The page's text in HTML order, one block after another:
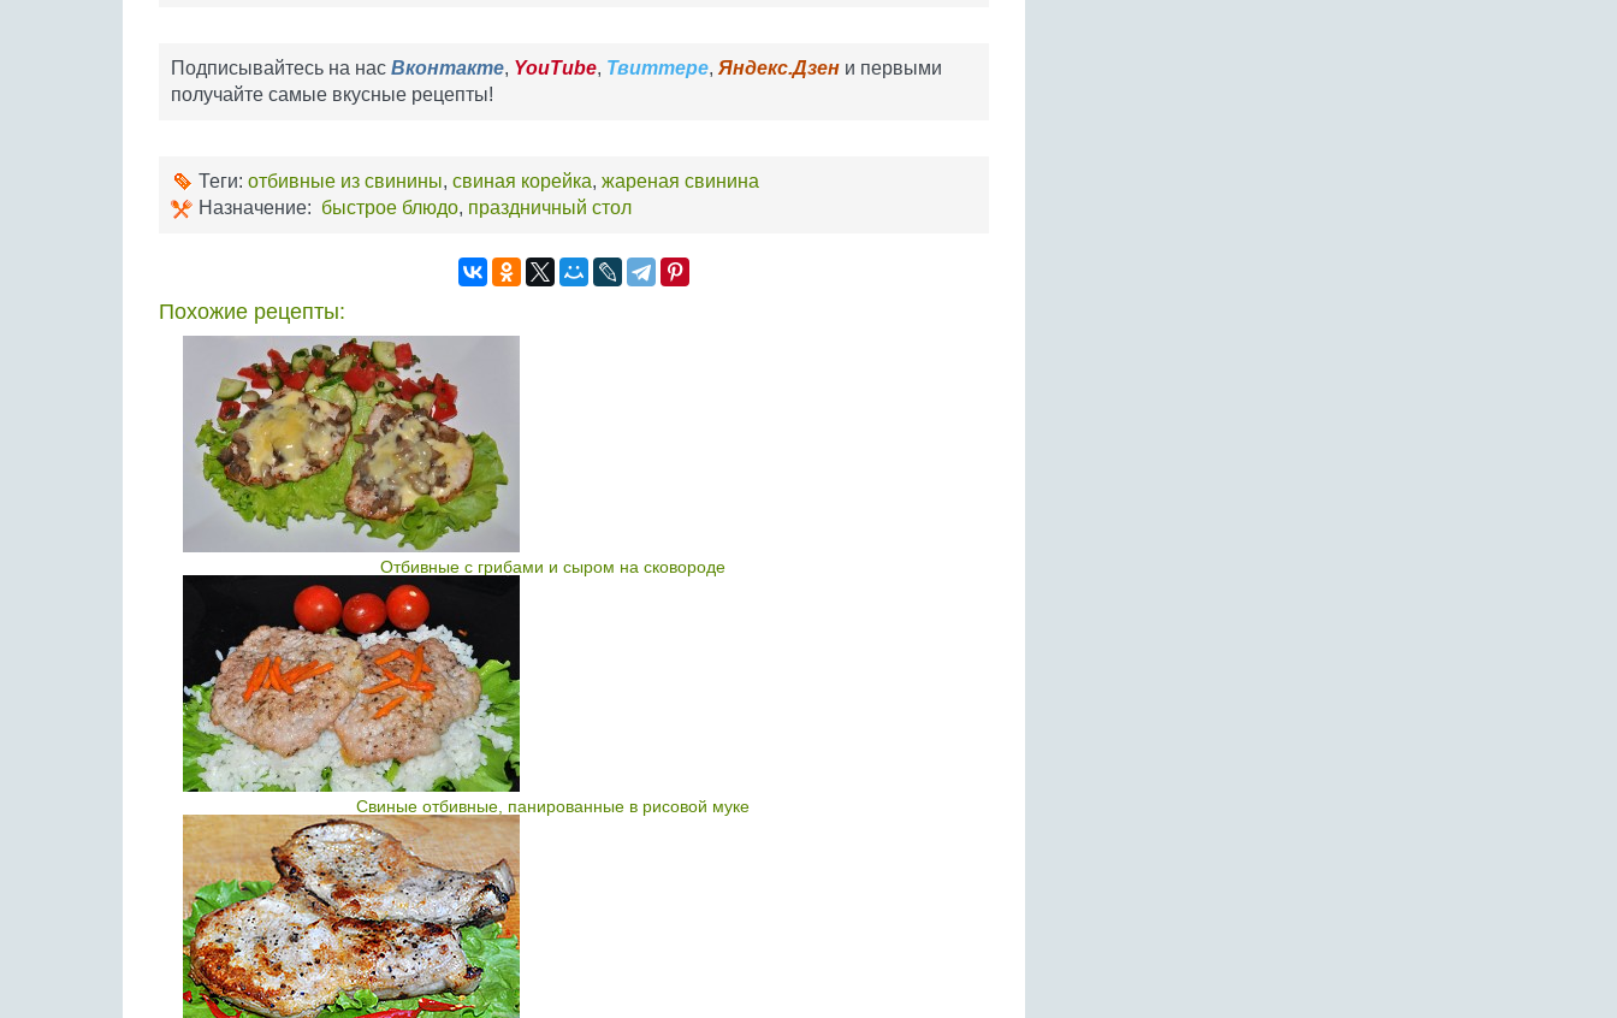
Подписывайтесь на нас Вконтакте, YouTube, Твиттере, Яндекс.Дзен и первыми
получайте самые вкусные рецепты!
Теги: отбивные из свинины, свиная корейка, жареная свинина
Назначение: быстрое блюдо, праздничный стол
Похожие рецепты:
Отбивные с грибами и сыром на сковороде
Свиные отбивные, панированные в рисовой муке